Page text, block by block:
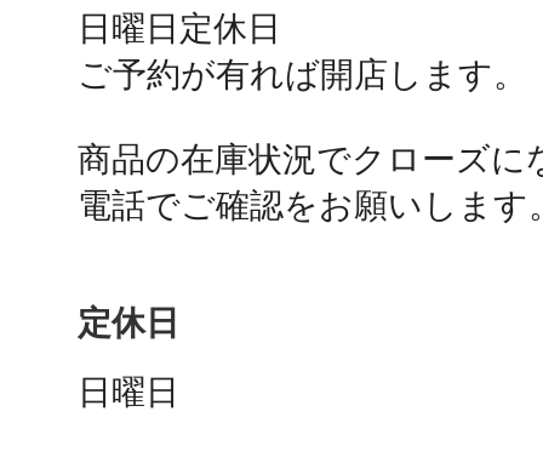
日曜日定休日
ご予約が有れば開店します。
商品の在庫状況でクローズに
電話でご確認をお願いします
定休日
日曜日
日置
高知市